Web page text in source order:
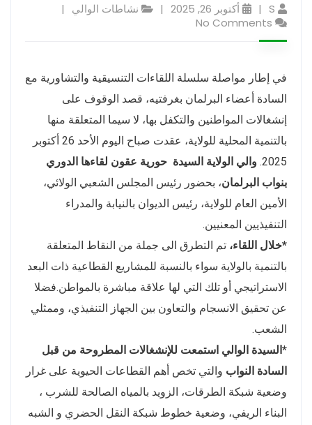
S أكتوبر 26, 2025
نشاطات الوالي
No Comments
في إطار مواصلة سلسلة اللقاءات التنسيقية والتشاورية مع
السادة أعضاء البرلمان بغرفتيه، قصد الوقوف على
إنشغالات المواطنين والتكفل بها، لا سيما المتعلقة منها
بالتنمية المحلية للولاية، عقدت صباح اليوم الأحد 26 أكتوبر
2025. والي الولاية السيدة حورية عقون لقاءها الدوري
بنواب البرلمان، بحضور رئيس المجلس الشعبي الولائي،
الأمين العام للولاية، رئيس الديوان بالنيابة والمدراء
التنفيذيين المعنيين.
*خلال اللقاء، تم التطرق الى جملة من النقاط المتعلقة
بالتنمية بالولاية سواء بالنسبة للمشاريع القطاعية ذات البعد
الاستراتيجي أو تلك التي لها علاقة مباشرة بالمواطن.فضلا
عن تحقيق الانسجام والتعاون بين الجهاز التنفيذي، وممثلي
الشعب.
*السيدة الوالي استمعت للإنشغالات المطروحة من قبل
السادة النواب والتي تخص أهم القطاعات الحيوية على غرار
وضعية شبكة الطرقات، الزويد بالمياه الصالحة للشرب ،
البناء الريفي، وضعية خطوط شبكة النقل الحضري و الشبه